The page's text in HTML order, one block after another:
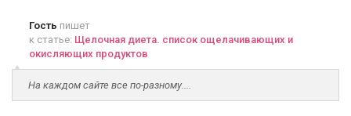
Гость пишет
к статье: Щелочная диета. список ощелачивающих и
окисляющих продуктов
На каждом сайте все по-разному....